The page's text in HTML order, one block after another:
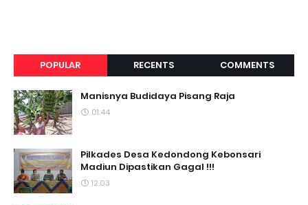
POPULAR RECENTS COMMENTS
Manisnya Budidaya Pisang Raja
01.44
Pilkades Desa Kedondong Kebonsari
Madiun Dipastikan Gagal !!!
12.03